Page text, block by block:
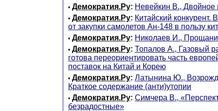
• Демократия.Ру: Невейкин В., Двойное
• Демократия.Ру: Китайский конкурент.
от закупки самолетов Ан-148 в пользу
• Демократия.Ру: Николаев И.,
• Демократия.Ру: Топалов А., Газовый
готова переориентировать часть
поставок на Китай и Корею
• Демократия.Ру: Латынина Ю.,
Краткое содержание (анти)утопии
• Демократия.Ру: Симчера В.,
безрадостные»